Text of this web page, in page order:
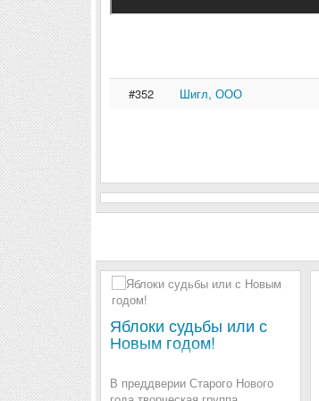
#352 Шигл, ООО
Яблоки судьбы или с
Новым годом!
В преддверии Старого Нового